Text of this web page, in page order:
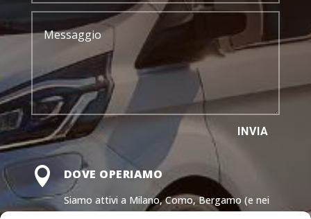
INVIA
 DOVE OPERIAMO
Siamo attivi a Milano, Como, Bergamo (e nei